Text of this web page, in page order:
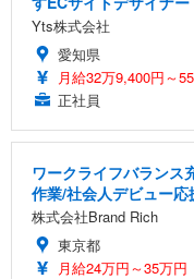
Yts株式会社
愛知県
月給32万9,400円～
正社員
ワークライフバランス
作業/社会人デビュー応
株式会社Brand Rich
東京都
月給24万円～35万円